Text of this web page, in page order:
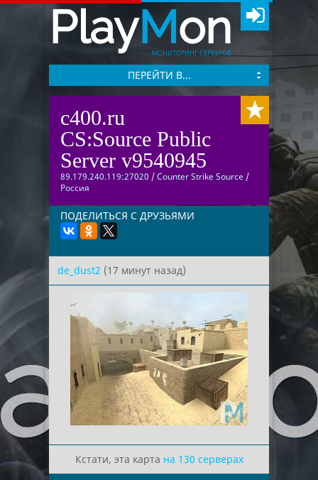
PlayMon
МОНИТОРИНГ СЕРВЕРОВ
ПЕРЕЙТИ В...
c400.ru
CS:Source Public
Server v9540945
89.179.240.119:27020 /Counter Strike Source /
Россия
ПОДЕЛИТЬСЯ С ДРУЗЬЯМИ
de_dust2 (17 минут назад)
Кстати, эта карта на 130 серверах